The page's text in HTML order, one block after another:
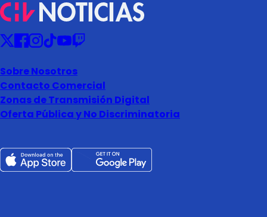
Sobre Nosotros
Contacto Comercial
Zonas de Transmisión Digital
Oferta Pública y No Discriminatoria